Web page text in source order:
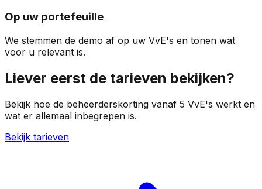
Op uw portefeuille
We stemmen de demo af op uw VvE's en tonen wat
voor u relevant is.
Liever eerst de tarieven bekijken?
Bekijk hoe de beheerderskorting vanaf 5 VvE's werkt en
wat er allemaal inbegrepen is.
Bekijk tarieven